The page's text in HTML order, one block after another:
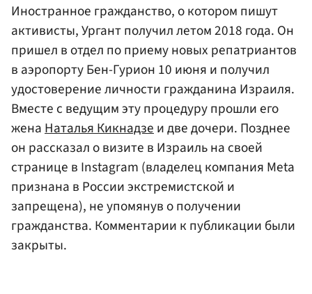
Иностранное гражданство, о котором пишут
активисты, Ургант получил летом 2018 года. Он
пришел в отдел по приему новых репатриантов
в аэропорту Бен-Гурион 10 июня и получил
удостоверение личности гражданина Израиля.
Вместе с ведущим эту процедуру прошли его
женаНаталья Кикнадзеи две дочери. Позднее
он рассказал о визите в Израиль на своей
странице в Instagram (владелец компания Meta
признана в России экстремистской и
запрещена), не упомянув о получении
гражданства. Комментарии к публикации были
закрыты.